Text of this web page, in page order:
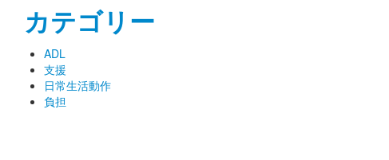
カテゴリー
ADL
支援
日常生活動作
負担